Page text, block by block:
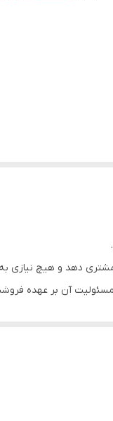
دهد و هیچ نیازی
آن بر عهده